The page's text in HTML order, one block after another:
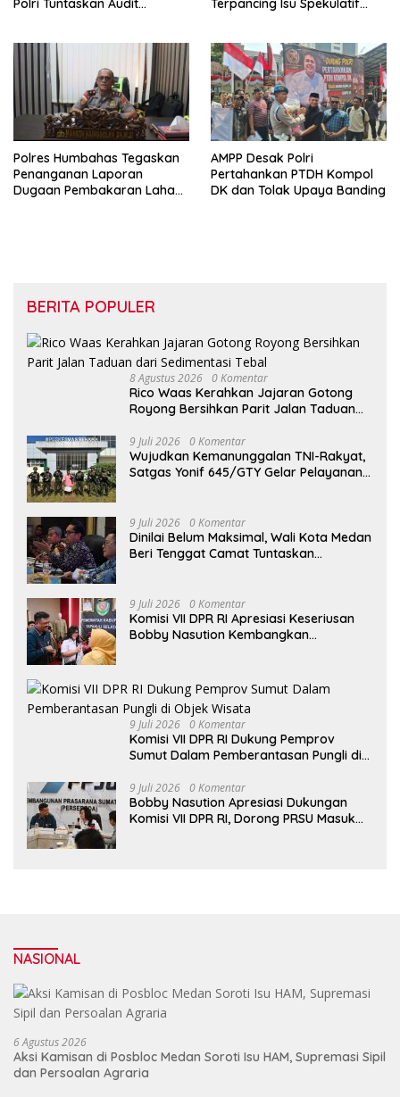
Polri Tuntaskan Audit
Terpancing Isu Spekulatif
Polres Humbahas Tegaskan
Penanganan Laporan
Dugaan Pembakaran Lahan
AMPP Desak Polri
Pertahankan PTDH Kompol
DK dan Tolak Upaya Banding
BERITA POPULER
8 Agustus 2026 0 Komentar
Rico Waas Kerahkan Jajaran Gotong
Royong Bersihkan Parit Jalan Taduan
9 Juli 2026 0 Komentar
Wujudkan Kemanunggalan TNI-Rakyat,
Satgas Yonif 645/GTY Gelar Pelayanan
9 Juli 2026 0 Komentar
Dinilai Belum Maksimal, Wali Kota Medan
Beri Tenggat Camat Tuntaskan
9 Juli 2026 0 Komentar
Komisi VII DPR RI Apresiasi Keseriusan
Bobby Nasution Kembangkan
9 Juli 2026 0 Komentar
Komisi VII DPR RI Dukung Pemprov
Sumut Dalam Pemberantasan Pungli di
9 Juli 2026 0 Komentar
Bobby Nasution Apresiasi Dukungan
Komisi VII DPR RI, Dorong PRSU Masuk
NASIONAL
6 Agustus 2026
Aksi Kamisan di Posbloc Medan Soroti Isu HAM, Supremasi Sipil
dan Persoalan Agraria